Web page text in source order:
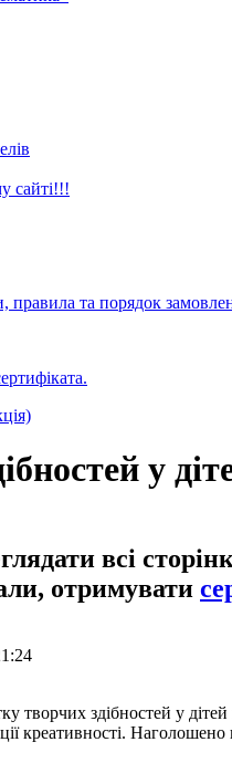
сайті!!!
та порядок
у
всі
отримувати
творчих здібностей у
креативності.